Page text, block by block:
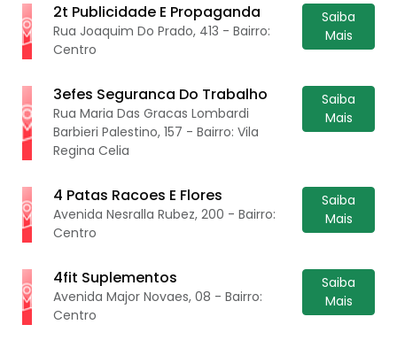
2t Publicidade E Propaganda
Rua Joaquim Do Prado, 413 - Bairro:
Centro
Saiba
Mais
3efes Seguranca Do Trabalho
Rua Maria Das Gracas Lombardi
Barbieri Palestino, 157 - Bairro: Vila
Regina Celia
Saiba
Mais
4 Patas Racoes E Flores
Avenida Nesralla Rubez, 200 - Bairro:
Centro
Saiba
Mais
4fit Suplementos
Avenida Major Novaes, 08 - Bairro:
Centro
Saiba
Mais